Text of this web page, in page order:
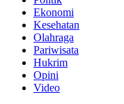
Ekonomi
Kesehatan
Olahraga
Pariwisata
Hukrim
Opini
Video